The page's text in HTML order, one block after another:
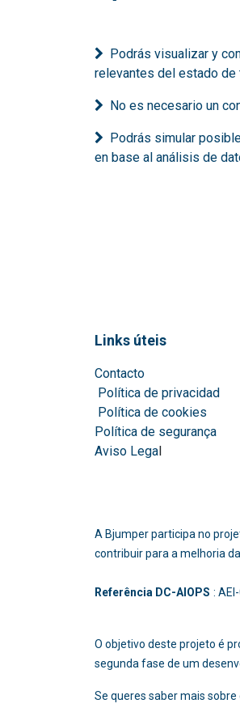
Podrás visualizar y
relevantes del estado de
No es necesario un
Podrás simular
en base al análisis de
Links úteis
Contacto
Política de privacidad
Política de cookies
Política de segurança
Aviso Legal
A Bjumper participa no
contribuir para a melhoria
Referência DC-AIOPS :
O objetivo deste projeto é
segunda fase de um
Se queres saber mais sobre